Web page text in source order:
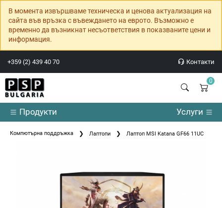
В момента извършваме техническа и ценова актуализация на
сайта във връзка с въвеждането на еврото. Възможно е
временно да възникнат несъответствия в показваните цени и
информация.
+359 (2) 439 40 70 Контакти
0
Продукти Услуги
Компютърна поддръжка Лаптопи Лаптоп MSI Katana GF66 11UC